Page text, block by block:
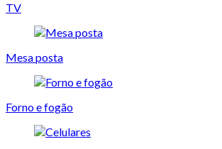
TV
Mesa posta
Forno e fogão